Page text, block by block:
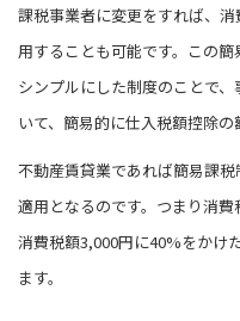
課税事業者に変更をすれば、
用することも可能です。この
シンプルにした制度のことで
いて、簡易的に仕入税額控除の
不動産賃貸業であれば簡易課
適用となるのです。つまり消費
消費税額3,000円に40%をかけ
ます。